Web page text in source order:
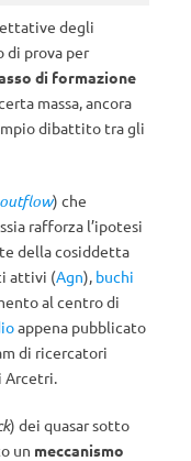
degli
di prova per
di formazione
massa, ancora
dibattito tra gli
outflow) che
rafforza l’ipotesi
della cosiddetta
attivi (Agn), buchi
al centro di
appena pubblicato
di ricercatori
Arcetri.
) dei quasar sotto
un meccanismo